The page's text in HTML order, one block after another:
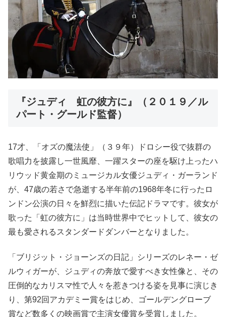
『ジュディ 虹の彼方に』（２０１９／ル
パート・グールド監督）
17才、「オズの魔法使」（３９年）ドロシー役で抜群の
歌唱力を披露し一世風靡、一躍スターの座を駆け上ったハ
リウッド黄金期のミュージカル女優ジュディ・ガーランド
が、47歳の若さで急逝する半年前の1968年冬に行ったロ
ンドン公演の日々を鮮烈に描いた伝記ドラマです。彼女が
歌った「虹の彼方に」は当時世界中でヒットして、彼女の
最も愛されるスタンダードダンバーとなりました。
「ブリジット・ジョーンズの日記」シリーズのレネー・ゼ
ルウィガーが、ジュディの奔放で愛すべき女性像と、その
圧倒的なカリスマ性で人々を惹きつける姿を見事に演じき
り、第92回アカデミー賞をはじめ、ゴールデングローブ
賞など数多くの映画賞で主演女優賞を受賞しました。